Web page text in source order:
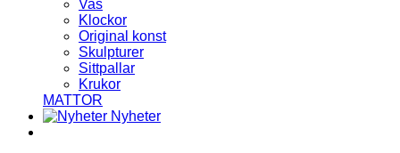
Vas
Klockor
Original konst
Skulpturer
Sittpallar
Krukor
MATTOR
Nyheter